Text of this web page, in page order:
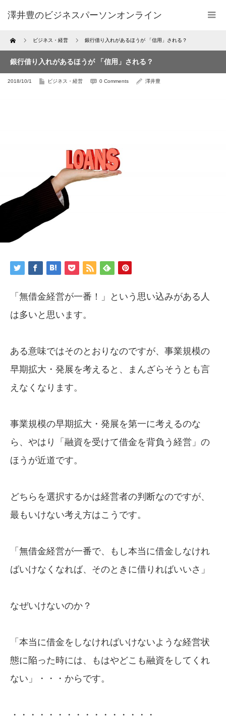
澤井豊のビジネスパーソンオンライン
Home ビジネス・経営 銀行借り入れがあるほうが 「信用」される？
銀行借り入れがあるほうが 「信用」される？
2018/10/1 ビジネス・経営 0 Comments 澤井豊
「無借金経営が一番！」という思い込みがある人
は多いと思います。
ある意味ではそのとおりなのですが、事業規模の
早期拡大・発展を考えると、まんざらそうとも言
えなくなります。
事業規模の早期拡大・発展を第一に考えるのな
ら、やはり「融資を受けて借金を背負う経営」の
ほうが近道です。
どちらを選択するかは経営者の判断なのですが、
最もいけない考え方はこうです。
「無借金経営が一番で、もし本当に借金しなけれ
ばいけなくなれば、そのときに借りればいいさ」
なぜいけないのか？
「本当に借金をしなければいけないような経営状
態に陥った時には、もはやどこも融資をしてくれ
ない」・・・からです。
・・・・・・・・・・・・・・・・